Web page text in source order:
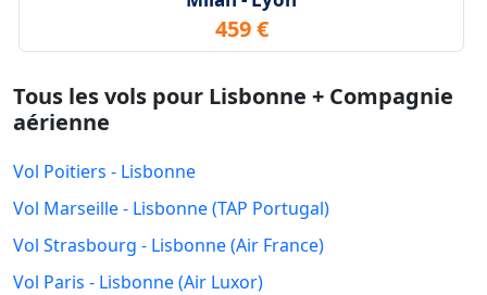
459 €
Tous les vols pour Lisbonne + Compagnie
aérienne
Vol Poitiers - Lisbonne
Vol Marseille - Lisbonne (TAP Portugal)
Vol Strasbourg - Lisbonne (Air France)
Vol Paris - Lisbonne (Air Luxor)